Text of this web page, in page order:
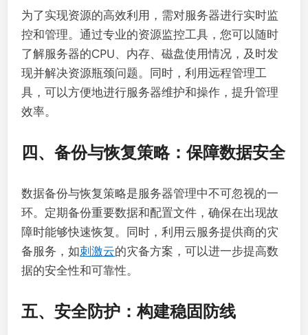
为了实现资源的高效利用，需对服务器进行实时监
控和管理。通过专业的资源监控工具，您可以随时
了解服务器的CPU、内存、磁盘使用情况，及时发
现并解决资源瓶颈问题。同时，利用远程管理工
具，可以方便地进行服务器维护和操作，提升管理
效率。
四、备份与恢复策略：保障数据安全
数据备份与恢复策略是服务器管理中不可忽视的一
环。定期备份重要数据和配置文件，确保在出现故
障时能够快速恢复。同时，利用云服务提供商的灾
备服务，如刺激云的灾备方案，可以进一步提高数
据的安全性和可靠性。
五、安全防护：构建稳固防线